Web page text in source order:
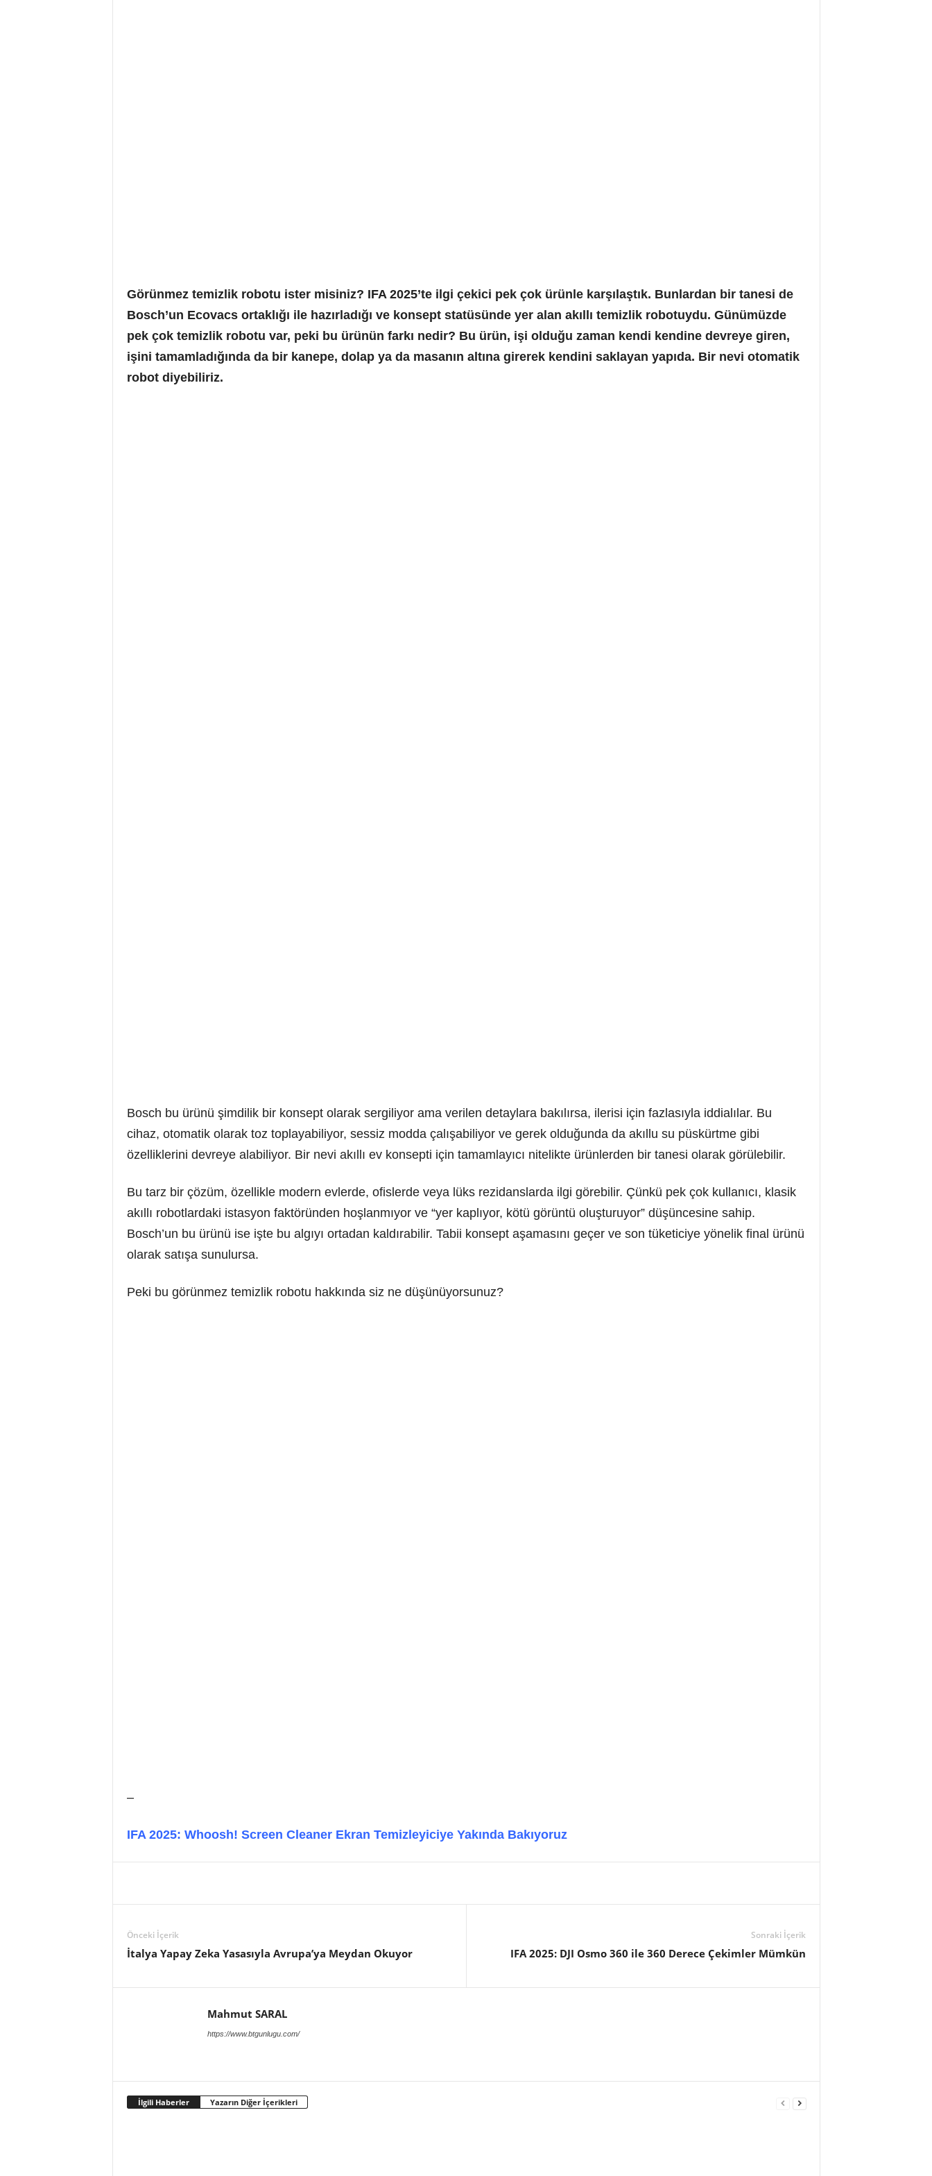
Görünmez temizlik robotu ister misiniz? IFA 2025’te ilgi çekici pek çok ürünle karşılaştık. Bunlardan bir tanesi de
Bosch’un Ecovacs ortaklığı ile hazırladığı ve konsept statüsünde yer alan akıllı temizlik robotuydu. Günümüzde
pek çok temizlik robotu var, peki bu ürünün farkı nedir? Bu ürün, işi olduğu zaman kendi kendine devreye giren,
işini tamamladığında da bir kanepe, dolap ya da masanın altına girerek kendini saklayan yapıda. Bir nevi otomatik
robot diyebiliriz.
Bosch bu ürünü şimdilik bir konsept olarak sergiliyor ama verilen detaylara bakılırsa, ilerisi için fazlasıyla iddialılar. Bu
cihaz, otomatik olarak toz toplayabiliyor, sessiz modda çalışabiliyor ve gerek olduğunda da akıllu su püskürtme gibi
özelliklerini devreye alabiliyor. Bir nevi akıllı ev konsepti için tamamlayıcı nitelikte ürünlerden bir tanesi olarak görülebilir.
Bu tarz bir çözüm, özellikle modern evlerde, ofislerde veya lüks rezidanslarda ilgi görebilir. Çünkü pek çok kullanıcı, klasik
akıllı robotlardaki istasyon faktöründen hoşlanmıyor ve “yer kaplıyor, kötü görüntü oluşturuyor” düşüncesine sahip.
Bosch’un bu ürünü ise işte bu algıyı ortadan kaldırabilir. Tabii konsept aşamasını geçer ve son tüketiciye yönelik final ürünü
olarak satışa sunulursa.
Peki bu görünmez temizlik robotu hakkında siz ne düşünüyorsunuz?
–
IFA 2025: Whoosh! Screen Cleaner Ekran Temizleyiciye Yakında Bakıyoruz
Önceki İçerik
İtalya Yapay Zeka Yasasıyla Avrupa’ya Meydan Okuyor
Sonraki İçerik
IFA 2025: DJI Osmo 360 ile 360 Derece Çekimler Mümkün
Mahmut SARAL
https://www.btgunlugu.com/
İlgili Haberler Yazarın Diğer İçerikleri